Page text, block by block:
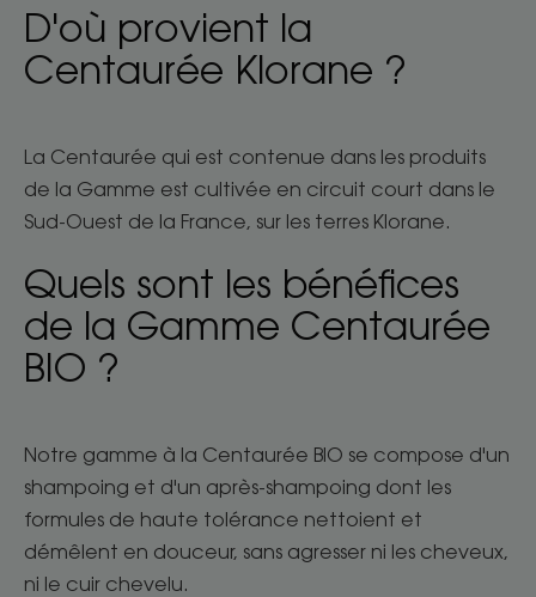
D'où provient la
Centaurée Klorane ?
La Centaurée qui est contenue dans les produits
de la Gamme est cultivée en circuit court dans le
Sud-Ouest de la France, sur les terres Klorane.
Quels sont les bénéfices
de la Gamme Centaurée
BIO ?
Notre gamme à la Centaurée BIO se compose d'un
shampoing et d'un après-shampoing dont les
formules de haute tolérance nettoient et
démêlent en douceur, sans agresser ni les cheveux,
ni le cuir chevelu.